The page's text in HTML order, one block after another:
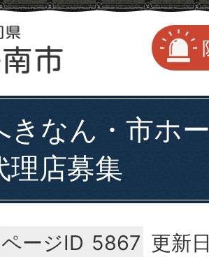
きなん・市ホ
理店募集
ページID 5867 更新